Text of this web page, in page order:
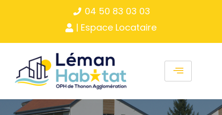
Panneau de gestion des cookies04 50 83 03 03
| Espace Locataire